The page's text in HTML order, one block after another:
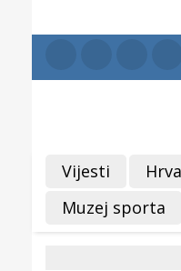
Vijesti
Muzej sporta